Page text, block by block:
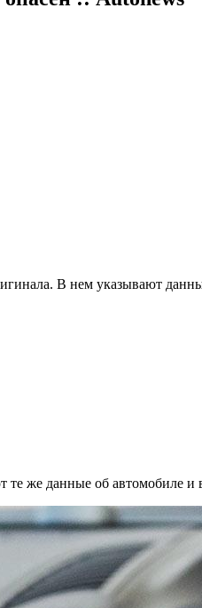
В нем указывают
же данные об автомобиле и